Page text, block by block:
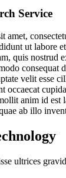
Service
amet,
ut labore
quis nostrud
consequat
velit esse
occaecat
anim id est
ab illo
ultrices